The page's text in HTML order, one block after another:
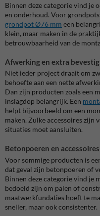
Binnen deze categorie vind je
en onderhoud. Voor
grondpot Ø76 mm een
klein, maar maken in de
betrouwbaarheid van de
Afwerking en extra
Niet ieder project draait om
behoefte aan een nette
Dan zijn producten zoals een
inslagdop belangrijk. Een
helpt bijvoorbeeld om een
maken. Zulke accessoires zijn
situaties moet aansluiten.
Betonpoeren en
Voor sommige producten is
dat geval zijn betonpoeren of
Binnen deze categorie vind je
bedoeld zijn om palen of
maatwerkfundaties hoeft te
sneller, maar ook consistenter.